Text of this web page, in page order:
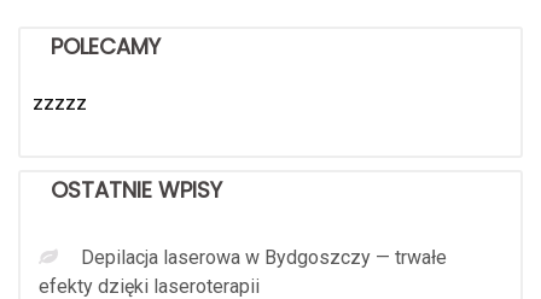
POLECAMY
zzzzz
OSTATNIE WPISY
Depilacja laserowa w Bydgoszczy — trwałe
efekty dzięki laseroterapii